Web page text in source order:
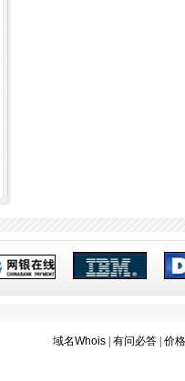
域名Whois 有问必答 价